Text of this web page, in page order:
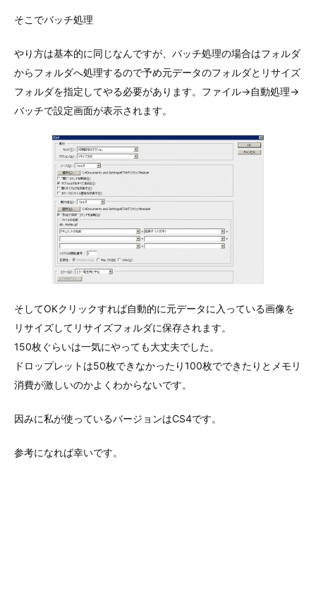
そこでバッチ処理
やり方は基本的に同じなんですが、バッチ処理の場合はフォルダ
からフォルダへ処理するので予め元データのフォルダとリサイズ
フォルダを指定してやる必要があります。ファイル->自動処理->
バッチで設定画面が表示されます。
そしてOKクリックすれば自動的に元データに入っている画像を
リサイズしてリサイズフォルダに保存されます。
150枚ぐらいは一気にやっても大丈夫でした。
ドロップレットは50枚できなかったり100枚でできたりとメモリ
消費が激しいのかよくわからないです。
因みに私が使っているバージョンはCS4です。
参考になれば幸いです。